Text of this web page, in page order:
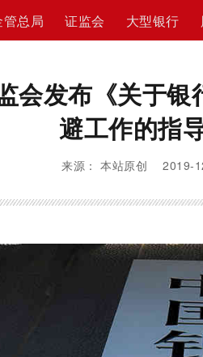
管总局 证监会 大型银行
会发布《关于
避工作的指
来源： 本站原创 2019-